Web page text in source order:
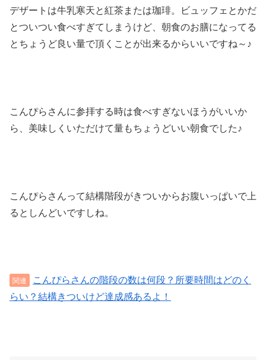
デザートは牛乳寒天と紅茶または珈琲。ビュッフェとかだ
とついつい食べすぎてしまうけど、朝食のお膳になってる
とちょうど良い量で頂くことが出来るからいいですね～♪
こんぴらさんに参拝する時は食べすぎないほうがいいか
ら、美味しくいただけて量もちょうどいい朝食でした♪
こんぴらさんって結構階段がきついからお腹いっぱいで上
るとしんどいですしね。
こんぴらさんの階段の数は何段？所要時間はどのく
らい？結構きついけど達成感あるよ！